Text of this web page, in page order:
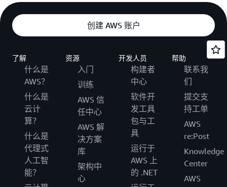
创建 AWS 账户
了解
什么是
AWS？
什么是
云计
算？
什么是
代理式
人工智
能？
资源
入门
训练
AWS 信
任中心
AWS 解
决方案
库
架构中
心
开发人员
构建者
中心
软件开
发工具
包与工
具
运行于
AWS 上
的 .NET
帮助
联系我
们
提交支
持工单
AWS
re:Post
Knowledge
Center
AWS